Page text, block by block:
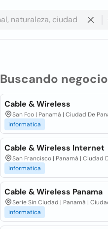
Buscando
Cable & Wireless
San Fco | Panamá | Ciudad De
informatica
Cable & Wireless Internet
San Francisco | Panamá | Ciudad
informatica
Cable & Wireless Panama
Serie Sin Ciudad | Panamá |
informatica